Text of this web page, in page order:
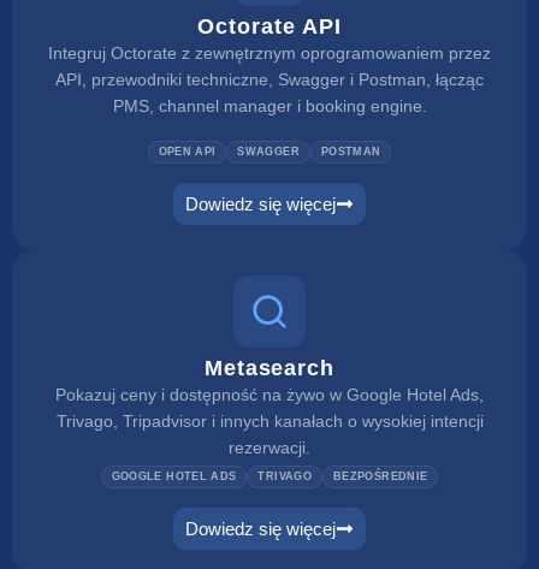
Octorate API
Integruj Octorate z zewnętrznym oprogramowaniem przez
API, przewodniki techniczne, Swagger i Postman, łącząc
PMS, channel manager i booking engine.
OPEN API SWAGGER POSTMAN
Dowiedz się więcej
Metasearch
Pokazuj ceny i dostępność na żywo w Google Hotel Ads,
Trivago, Tripadvisor i innych kanałach o wysokiej intencji
rezerwacji.
GOOGLE HOTEL ADS TRIVAGO BEZPOŚREDNIE
Dowiedz się więcej